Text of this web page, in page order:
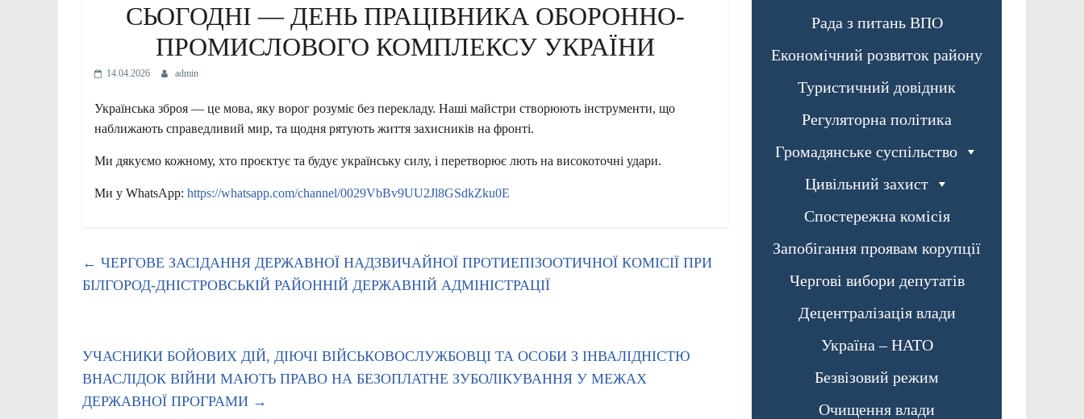
СЬОГОДНІ — ДЕНЬ ПРАЦІВНИКА ОБОРОННО-
ПРОМИСЛОВОГО КОМПЛЕКСУ УКРАЇНИ
14.04.2026 admin
Українська зброя — це мова, яку ворог розуміє без перекладу. Наші майстри створюють інструменти, що
наближають справедливий мир, та щодня рятують життя захисників на фронті.
Ми дякуємо кожному, хто проєктує та будує українську силу, і перетворює лють на високоточні удари.
Ми у WhatsApp: https://whatsapp.com/channel/0029VbBv9UU2Jl8GSdkZku0E
← ЧЕРГОВЕ ЗАСІДАННЯ ДЕРЖАВНОЇ НАДЗВИЧАЙНОЇ ПРОТИЕПІЗООТИЧНОЇ КОМІСІЇ ПРИ
БІЛГОРОД-ДНІСТРОВСЬКІЙ РАЙОННІЙ ДЕРЖАВНІЙ АДМІНІСТРАЦІЇ
УЧАСНИКИ БОЙОВИХ ДІЙ, ДІЮЧІ ВІЙСЬКОВОСЛУЖБОВЦІ ТА ОСОБИ З ІНВАЛІДНІСТЮ
ВНАСЛІДОК ВІЙНИ МАЮТЬ ПРАВО НА БЕЗОПЛАТНЕ ЗУБОЛІКУВАННЯ У МЕЖАХ
ДЕРЖАВНОЇ ПРОГРАМИ →
Рада з питань ВПО
Економічний розвиток району
Туристичний довідник
Регуляторна політика
Громадянське суспільство
Цивільний захист
Спостережна комісія
Запобігання проявам корупції
Чергові вибори депутатів
Децентралізація влади
Україна – НАТО
Безвізовий режим
Очищення влади